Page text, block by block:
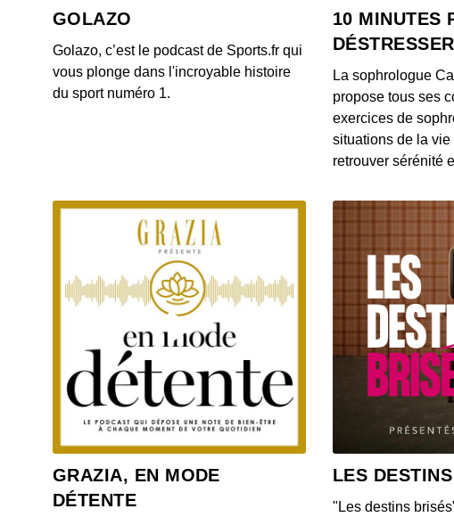
GOLAZO
Golazo, c’est le podcast de Sports.fr qui
vous plonge dans l'incroyable histoire
du sport numéro 1.
10 MINUTES
DÉSTRESSER
La sophrologue
propose tous ses
exercices de
situations de la
retrouver sérénité
GRAZIA, EN MODE
DÉTENTE
LES
"Les destins